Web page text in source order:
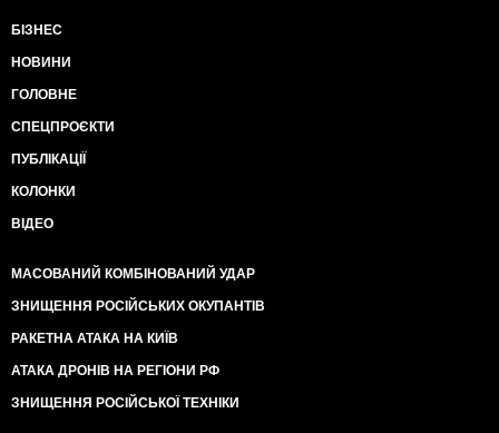
БІЗНЕС
НОВИНИ
ГОЛОВНЕ
СПЕЦПРОЄКТИ
ПУБЛІКАЦІЇ
КОЛОНКИ
ВІДЕО
МАСОВАНИЙ КОМБІНОВАНИЙ УДАР
ЗНИЩЕННЯ РОСІЙСЬКИХ ОКУПАНТІВ
РАКЕТНА АТАКА НА КИЇВ
АТАКА ДРОНІВ НА РЕГІОНИ РФ
ЗНИЩЕННЯ РОСІЙСЬКОЇ ТЕХНІКИ